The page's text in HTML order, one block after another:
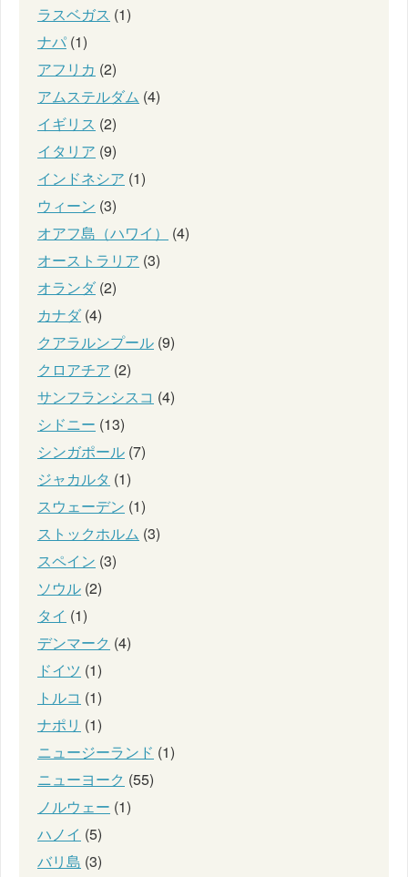
ラスベガス (1)
ナパ (1)
アフリカ (2)
アムステルダム (4)
イギリス (2)
イタリア (9)
インドネシア (1)
ウィーン (3)
オアフ島（ハワイ）
(4)
オーストラリア (3)
オランダ(2)
カナダ(4)
クアラルンプール (9)
クロアチア (2)
サンフランシスコ (4)
シドニー (13)
シンガポール (7)
ジャカルタ (1)
スウェーデン (1)
ストックホルム (3)
スペイン (3)
ソウル (2)
タイ (1)
デンマーク (4)
ドイツ (1)
トルコ (1)
ナポリ (1)
ニュージーランド (1)
ニューヨーク (55)
ノルウェー (1)
ハノイ (5)
バリ島 (3)